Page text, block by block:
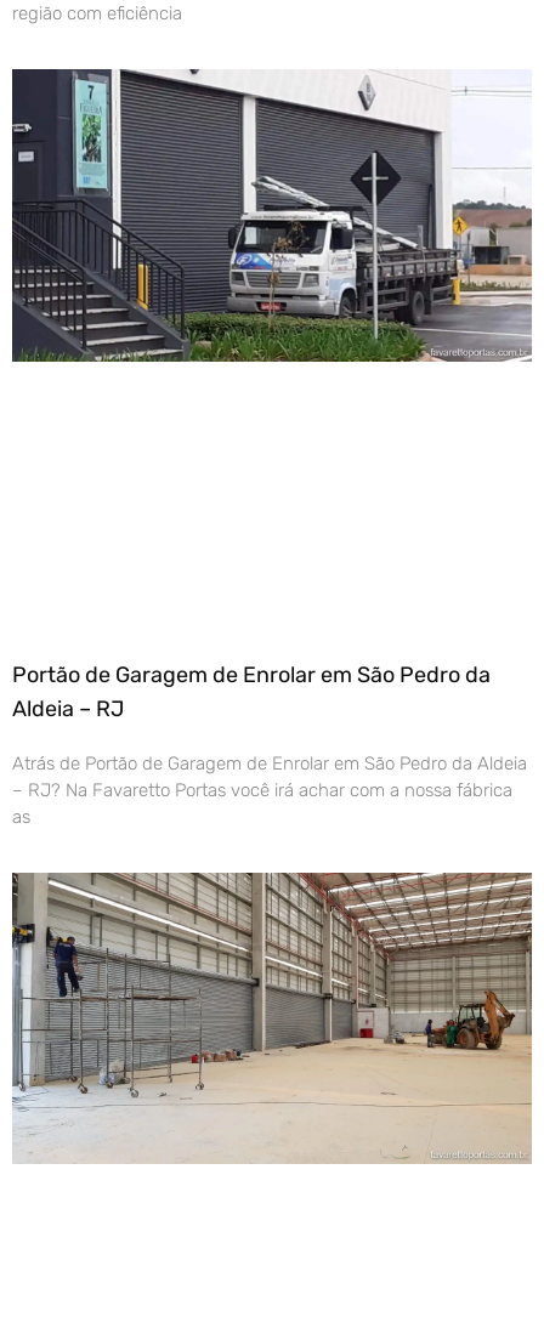
região com eficiência
Portão de Garagem de Enrolar em São Pedro da
Aldeia – RJ
Atrás de Portão de Garagem de Enrolar em São Pedro da Aldeia
– RJ? Na Favaretto Portas você irá achar com a nossa fábrica
as